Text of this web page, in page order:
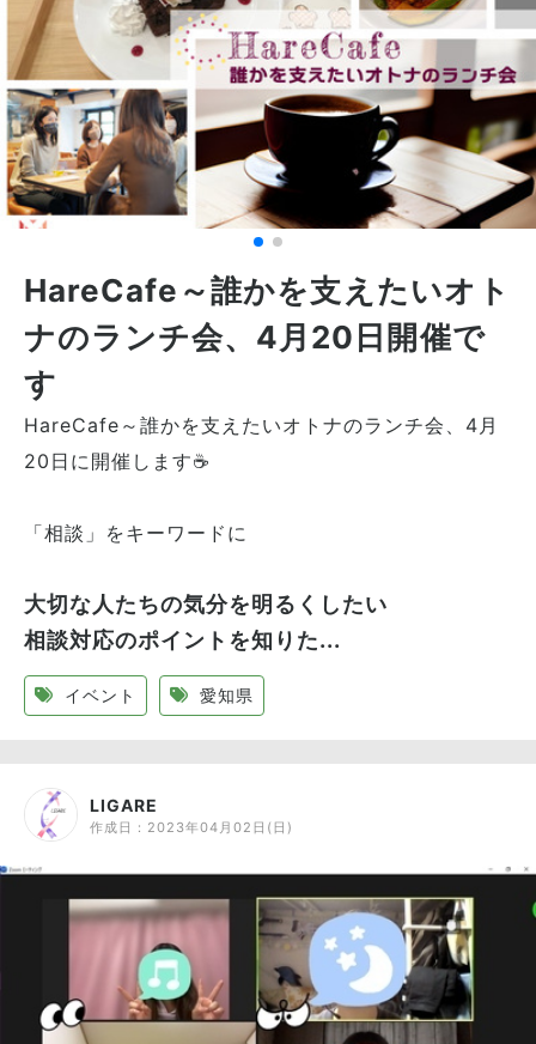
HareCafe～誰かを支えたいオト
ナのランチ会、4月20日開催で
す
HareCafe～誰かを支えたいオトナのランチ会、4月
20日に開催します☕
「相談」をキーワードに
大切な人たちの気分を明るくしたい
相談対応のポイントを知りた...
イベント 愛知県
LIGARE
作成日： 2023年04月02日(日)